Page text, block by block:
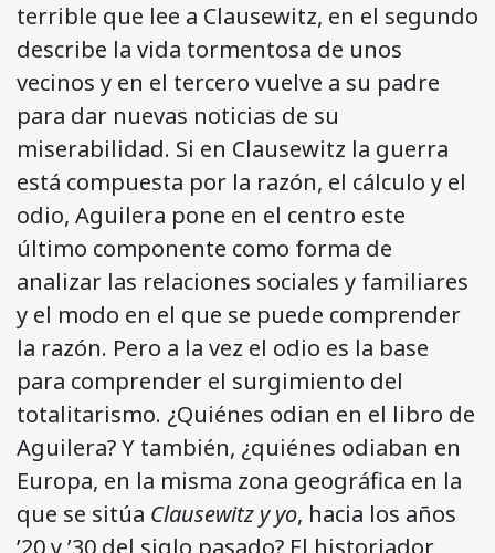
terrible que lee a Clausewitz, en el segundo
describe la vida tormentosa de unos
vecinos y en el tercero vuelve a su padre
para dar nuevas noticias de su
miserabilidad. Si en Clausewitz la guerra
está compuesta por la razón, el cálculo y el
odio, Aguilera pone en el centro este
último componente como forma de
analizar las relaciones sociales y familiares
y el modo en el que se puede comprender
la razón. Pero a la vez el odio es la base
para comprender el surgimiento del
totalitarismo. ¿Quiénes odian en el libro de
Aguilera? Y también, ¿quiénes odiaban en
Europa, en la misma zona geográfica en la
que se sitúa Clausewitz y yo, hacia los años